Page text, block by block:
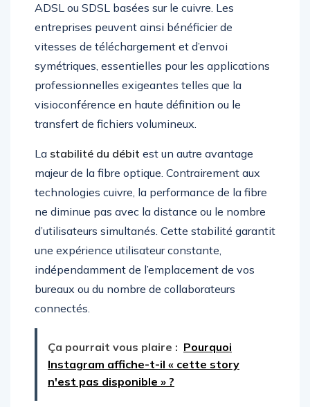
ADSL ou SDSL basées sur le cuivre. Les
entreprises peuvent ainsi bénéficier de
vitesses de téléchargement et d’envoi
symétriques, essentielles pour les applications
professionnelles exigeantes telles que la
visioconférence en haute définition ou le
transfert de fichiers volumineux.
La stabilité du débit est un autre avantage
majeur de la fibre optique. Contrairement aux
technologies cuivre, la performance de la fibre
ne diminue pas avec la distance ou le nombre
d’utilisateurs simultanés. Cette stabilité garantit
une expérience utilisateur constante,
indépendamment de l’emplacement de vos
bureaux ou du nombre de collaborateurs
connectés.
Ça pourrait vous plaire : Pourquoi
Instagram affiche-t-il « cette story
n'est pas disponible » ?